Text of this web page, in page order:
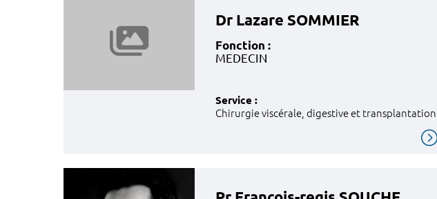
Dr Lazare SOMMIER
Fonction :
MEDECIN
Service :
Chirurgie viscérale, digestive et transplantation